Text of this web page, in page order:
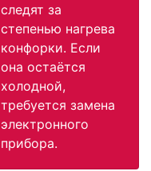
следят за
степенью нагрева
конфорки. Если
она остаётся
холодной,
требуется замена
электронного
прибора.